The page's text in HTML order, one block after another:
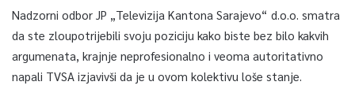
Nadzorni odbor JP „Televizija Kantona Sarajevo“ d.o.o. smatra
da ste zloupotrijebili svoju poziciju kako biste bez bilo kakvih
argumenata, krajnje neprofesionalno i veoma autoritativno
napali TVSA izjavivši da je u ovom kolektivu loše stanje.